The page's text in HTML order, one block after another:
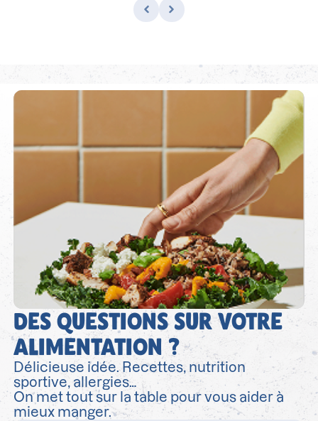
DES QUESTIONS SUR VOTRE
ALIMENTATION ?
Délicieuse idée. Recettes, nutrition
sportive, allergies…
On met tout sur la table pour vous aider à
mieux manger.